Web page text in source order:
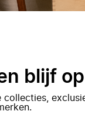
blijf
collecties,